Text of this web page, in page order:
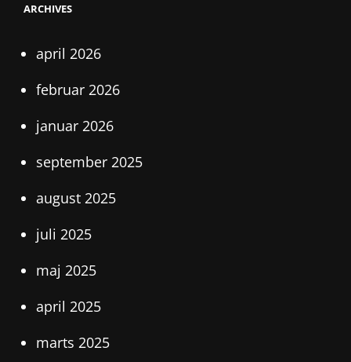
ARCHIVES
april 2026
februar 2026
januar 2026
september 2025
august 2025
juli 2025
maj 2025
april 2025
marts 2025